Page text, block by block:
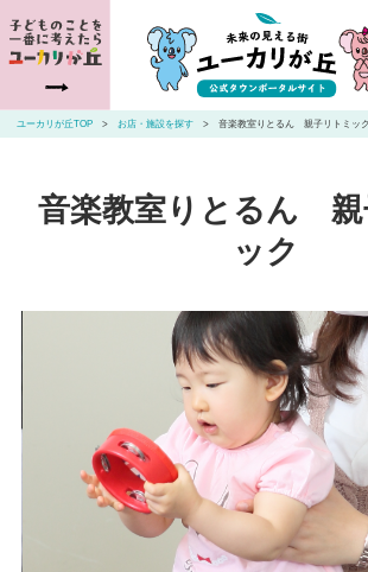
ユーカリが丘とは
ニュース
住まいを探す
交通アクセス
山万ユーカリが丘線・こ
お問い合わせ
ユーカリが丘TOP お店・施設を探す 音楽教室りとるん 親子リトミック
音楽教室りとるん 親
ック